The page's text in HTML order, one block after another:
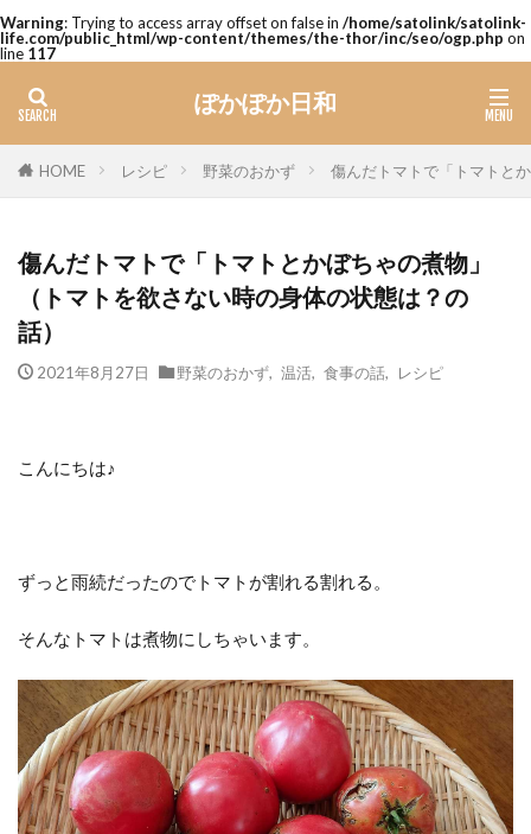
Warning: Trying to access array offset on false in /home/satolink/satolink-
life.com/public_html/wp-content/themes/the-thor/inc/seo/ogp.php on
line 117
ぽかぽか日和
HOME レシピ 野菜のおかず 傷んだトマトで「トマトと
傷んだトマトで「トマトとかぼちゃの煮物」
（トマトを欲さない時の身体の状態は？の
話）
2021年8月27日 野菜のおかず 温活 食事の話 レシピ
こんにちは♪
ずっと雨続だったのでトマトが割れる割れる。
そんなトマトは煮物にしちゃいます。